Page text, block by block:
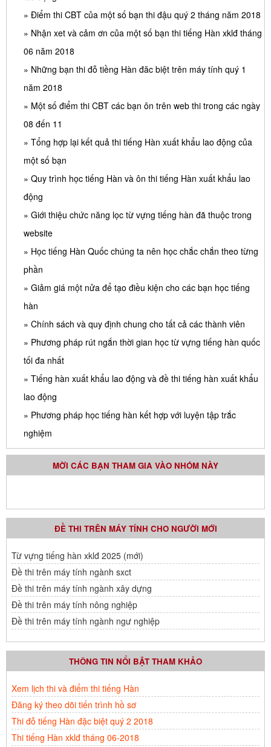
» Điểm thi CBT của một số bạn thi đậu quý 2 tháng năm 2018
» Nhận xet và cảm ơn của một số bạn thi tiếng Hàn xklđ tháng
06 năm 2018
» Những bạn thi đỗ tiềng Hàn đăc biệt trên máy tính quý 1
năm 2018
» Một số điểm thi CBT các bạn ôn trên web thi trong các ngày
08 đến 11
» Tổng hợp lại kết quả thi tiếng Hàn xuất khẩu lao động của
một số bạn
» Quy trình học tiếng Hàn và ôn thi tiếng Hàn xuất khẩu lao
động
» Giới thiệu chức năng lọc từ vựng tiếng hàn đã thuộc trong
website
» Học tiếng Hàn Quốc chúng ta nên học chắc chắn theo từng
phần
» Giảm giá một nửa để tạo điều kiện cho các bạn học tiếng
hàn
» Chính sách và quy định chung cho tất cả các thành viên
» Phương pháp rút ngắn thời gian học từ vựng tiếng hàn quốc
tối đa nhất
» Tiếng hàn xuất khẩu lao động và đề thi tiếng hàn xuất khẩu
lao động
» Phương pháp học tiếng hàn kết hợp với luyện tập trắc
nghiệm
MỜI CÁC BẠN THAM GIA VÀO NHÓM NÀY
ĐỀ THI TRÊN MÁY TÍNH CHO NGƯỜI MỚI
Từ vựng tiếng hàn xklđ 2025 (mới)
Đề thi trên máy tính ngành sxct
Đề thi trên máy tính ngành xây dựng
Đề thi trên máy tính nông nghiệp
Đề thi trên máy tính ngành ngư nghiệp
THÔNG TIN NỔI BẬT THAM KHẢO
Xem lịch thi và điểm thi tiếng Hàn
Đăng ký theo dõi tiến trình hồ sơ
Thi đỗ tiếng Hàn đặc biệt quý 2 2018
Thi tiếng Hàn xklđ tháng 06-2018